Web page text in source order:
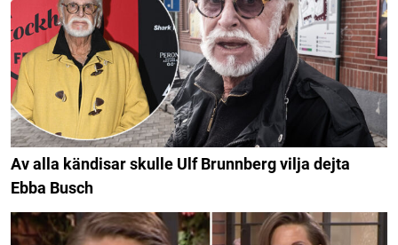
Av alla kändisar skulle Ulf Brunnberg vilja dejta
Ebba Busch